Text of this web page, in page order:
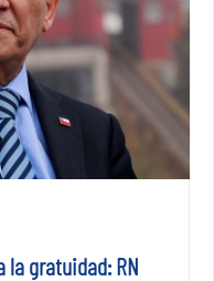
la gratuidad: RN